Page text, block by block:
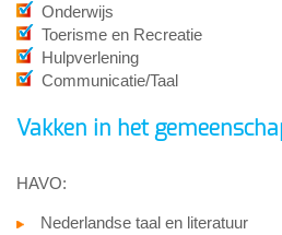
Onderwijs
Toerisme en Recreatie
Hulpverlening
Communicatie/Taal
Vakken in het
HAVO:
Nederlandse taal en literatuur